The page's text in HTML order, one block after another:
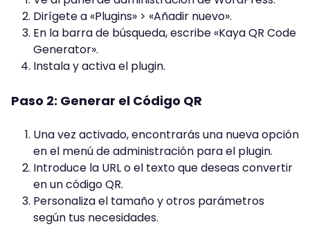
Dirígete a «Plugins» > «Añadir nuevo».
En la barra de búsqueda, escribe «Kaya QR Code
Generator».
Instala y activa el plugin.
Paso 2: Generar el Código QR
Una vez activado, encontrarás una nueva opción
en el menú de administración para el plugin.
Introduce la URL o el texto que deseas convertir
en un código QR.
Personaliza el tamaño y otros parámetros
según tus necesidades.